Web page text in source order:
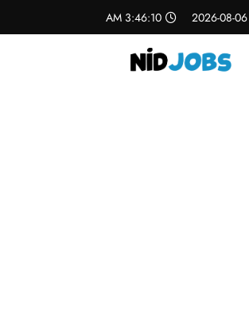
2026-08-06
3:46:11 AM